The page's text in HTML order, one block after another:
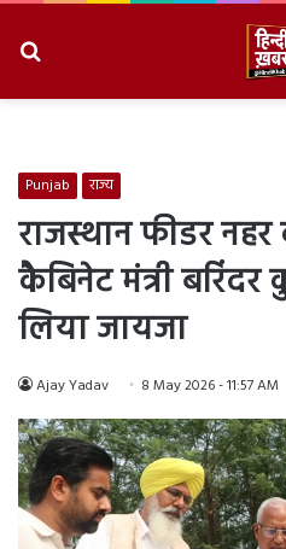
Punjab राज्य
राजस्थान फीडर
कैबिनेट मंत्री
लिया जायजा
Ajay Yadav 8 May 2026 - 11:57 AM